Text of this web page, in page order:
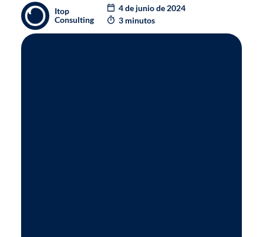
Itop
Consulting
4 de junio de 2024
3 minutos